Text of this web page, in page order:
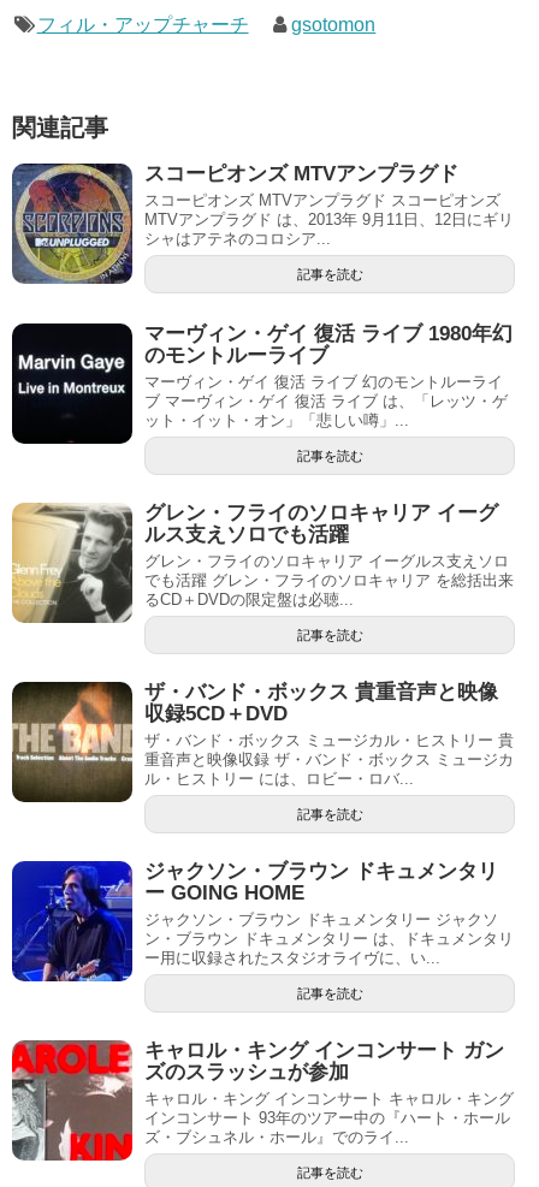
フィル・アップチャーチ gsotomon
関連記事
スコーピオンズ MTVアンプラグド
スコーピオンズ MTVアンプラグド スコーピオンズ
MTVアンプラグド は、2013年 9月11日、12日にギリ
シャはアテネのコロシア...
記事を読む
マーヴィン・ゲイ 復活 ライブ 1980年幻
のモントルーライブ
マーヴィン・ゲイ 復活 ライブ 幻のモントルーライ
ブ マーヴィン・ゲイ 復活 ライブ は、「レッツ・ゲ
ット・イット・オン」「悲しい噂」...
記事を読む
グレン・フライのソロキャリア イーグ
ルス支えソロでも活躍
グレン・フライのソロキャリア イーグルス支えソロ
でも活躍 グレン・フライのソロキャリア を総括出来
るCD＋DVDの限定盤は必聴...
記事を読む
ザ・バンド・ボックス 貴重音声と映像
収録5CD＋DVD
ザ・バンド・ボックス ミュージカル・ヒストリー 貴
重音声と映像収録 ザ・バンド・ボックス ミュージカ
ル・ヒストリー には、ロビー・ロバ...
記事を読む
ジャクソン・ブラウン ドキュメンタリ
ー GOING HOME
ジャクソン・ブラウン ドキュメンタリー ジャクソ
ン・ブラウン ドキュメンタリー は、ドキュメンタリ
ー用に収録されたスタジオライヴに、い...
記事を読む
キャロル・キング インコンサート ガン
ズのスラッシュが参加
キャロル・キング インコンサート キャロル・キング
インコンサート 93年のツアー中の『ハート・ホール
ズ・ブシュネル・ホール』でのライ...
記事を読む